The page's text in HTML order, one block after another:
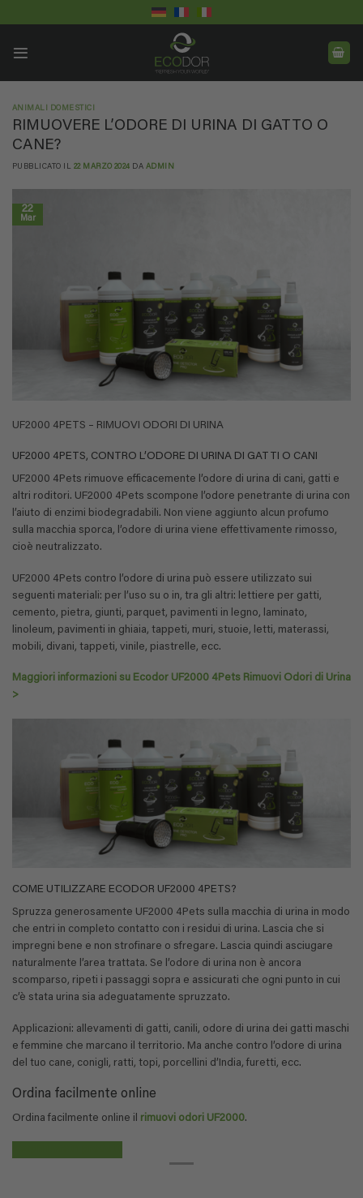
ai
ANIMALI DOMESTICI
RIMUOVERE L’ODORE DI URINA DI GATTO O
CANE?
PUBBLICATO IL 22 MARZO 2024 DA ADMIN
22
Mar
UF2000 4PETS – RIMUOVI ODORI DI URINA
UF2000 4PETS, CONTRO L’ODORE DI URINA DI GATTI O CANI
UF2000 4Pets rimuove efficacemente l’odore di urina di cani, gatti e
altri roditori. UF2000 4Pets scompone l’odore penetrante di urina con
l’aiuto di enzimi biodegradabili. Non viene aggiunto alcun profumo
sulla macchia sporca, l’odore di urina viene effettivamente rimosso,
cioè neutralizzato.
UF2000 4Pets contro l’odore di urina può essere utilizzato sui
seguenti materiali: per l’uso su o in, tra gli altri: lettiere per gatti,
cemento, pietra, giunti, parquet, pavimenti in legno, laminato,
linoleum, pavimenti in ghiaia, tappeti, muri, stuoie, letti, materassi,
mobili, divani, tappeti, vinile, piastrelle, ecc.
Maggiori informazioni su Ecodor UF2000 4Pets Rimuovi Odori di Urina
>
COME UTILIZZARE ECODOR UF2000 4PETS?
Spruzza generosamente UF2000 4Pets sulla macchia di urina in modo
che entri in completo contatto con i residui di urina. Lascia che si
impregni bene e non strofinare o sfregare. Lascia quindi asciugare
naturalmente l’area trattata. Se l’odore di urina non è ancora
scomparso, ripeti i passaggi sopra e assicurati che ogni punto in cui
c’è stata urina sia adeguatamente spruzzato.
Applicazioni: allevamenti di gatti, canili, odore di urina dei gatti maschi
e femmine che marcano il territorio. Ma anche contro l’odore di urina
del tuo cane, conigli, ratti, topi, porcellini d’India, furetti, ecc.
Ordina facilmente online
Ordina facilmente online il rimuovi odori UF2000.